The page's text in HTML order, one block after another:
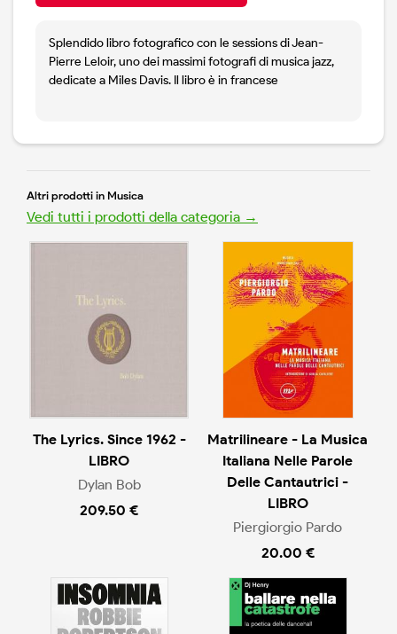
Splendido libro fotografico con le sessions di Jean-
Pierre Leloir, uno dei massimi fotografi di musica jazz,
dedicate a Miles Davis. Il libro è in francese
Altri prodotti in Musica
Vedi tutti i prodotti della categoria →
The Lyrics. Since 1962 -
LIBRO
Dylan Bob
209.50 €
Matrilineare - La Musica
Italiana Nelle Parole
Delle Cantautrici -
LIBRO
Piergiorgio Pardo
20.00 €